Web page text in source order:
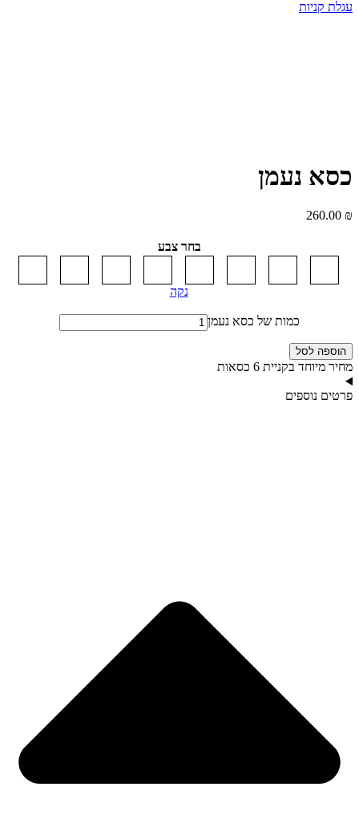
עגלת קניות
כסא נעמן
260.00 ₪
בחר צבע
נקה
כמות של כסא נעמן
הוספה לסל
מחיר מיוחד בקניית 6 כסאות
פרטים נוספים